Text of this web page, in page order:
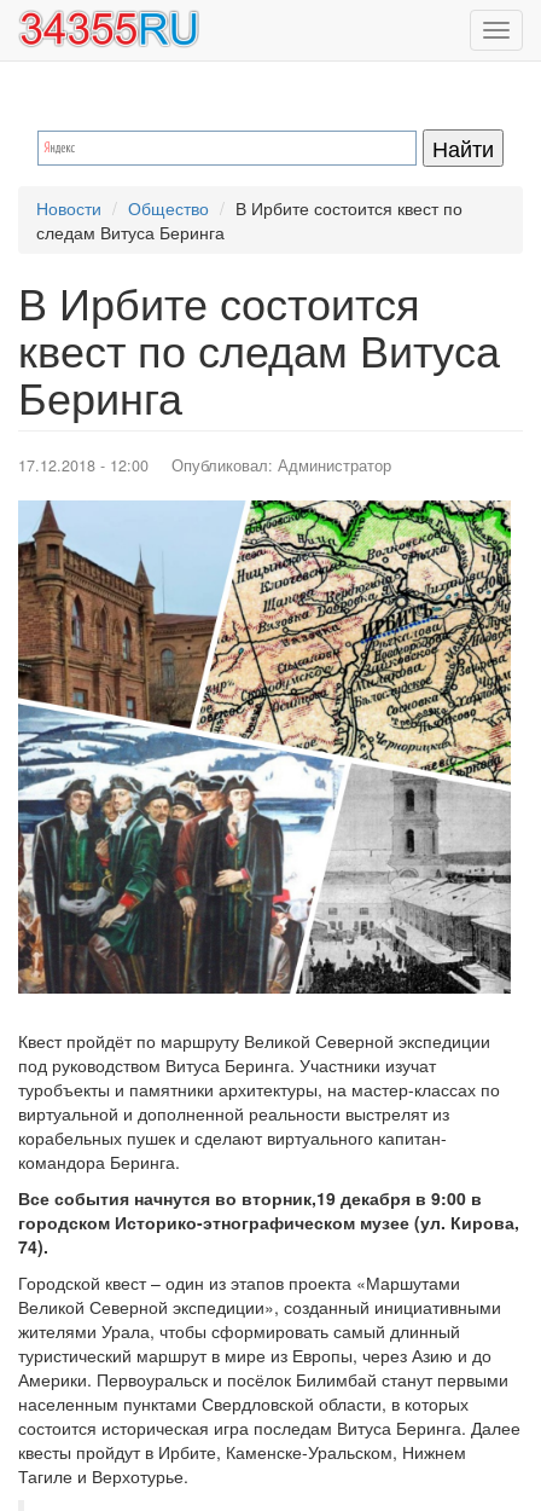
Перейти
основному
Новости Общество
В Ирбите состоится квест по
следам Витуса Беринга
В Ирбите состоится
квест по следам Витуса
Беринга
17.12.2018 - 12:00 Опубликовал: Администратор
Image
Квест пройдёт по маршруту Великой Северной экспедиции
под руководством Витуса Беринга. Участники изучат
туробъекты и памятники архитектуры, на мастер-классах по
виртуальной и дополненной реальности выстрелят из
корабельных пушек и сделают виртуального капитан-
командора Беринга.
Все события начнутся во вторник,19 декабря в 9:00 в
городском Историко-этнографическом музее (ул. Кирова,
74).
Городской квест – один из этапов проекта «Маршутами
Великой Северной экспедиции», созданный инициативными
жителями Урала, чтобы сформировать самый длинный
туристический маршрут в мире из Европы, через Азию и до
Америки. Первоуральск и посёлок Билимбай станут первыми
населенным пунктами Свердловской области, в которых
состоится историческая игра последам Витуса Беринга. Далее
квесты пройдут в Ирбите, Каменске-Уральском, Нижнем
Тагиле и Верхотурье.